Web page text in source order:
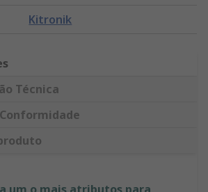
Kitronik
Técnica